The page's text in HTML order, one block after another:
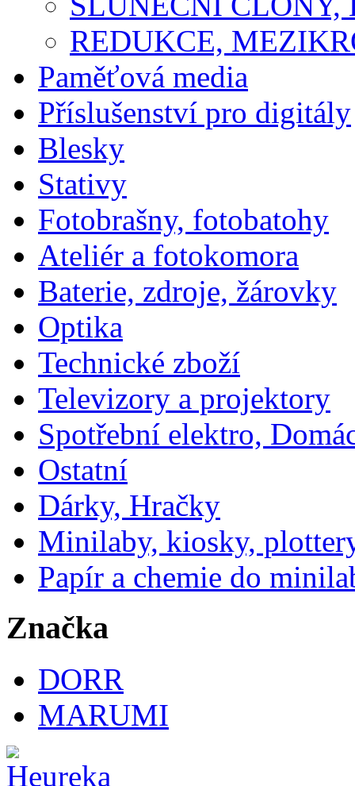
REDUKCE,
Paměťová media
Příslušenství pro digitály
Blesky
Stativy
Fotobrašny, fotobatohy
Ateliér a fotokomora
Baterie, zdroje, žárovky
Optika
Technické zboží
Televizory a projektory
Spotřební elektro,
Ostatní
Dárky, Hračky
Minilaby, kiosky,
Papír a chemie do
Značka
DORR
MARUMI